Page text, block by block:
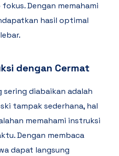
Dengan memahami
hasil optimal
dengan Cermat
diabaikan adalah
tampak sederhana, hal
memahami instruksi
Dengan membaca
dapat langsung